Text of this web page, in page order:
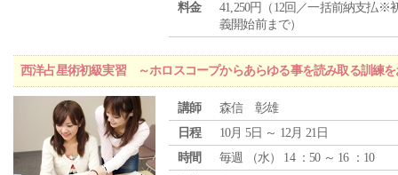
料金
41,250円（12回／一括前納支払※
義開始前まで）
西洋占星術初級実習 ～ホロスコープからあらゆる事を読み取る訓練を
講師
森信 彰雄
日程
10月 5日 ～ 12月 21日
時間
毎週 （水） 14 ：50 ～ 16 ：10